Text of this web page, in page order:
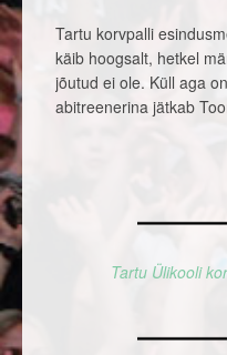
Tartu korvpalli
käib hoogsalt, hetkel
jõutud ei ole. Küll aga
abitreenerina jätkab
Tartu Ülikooli